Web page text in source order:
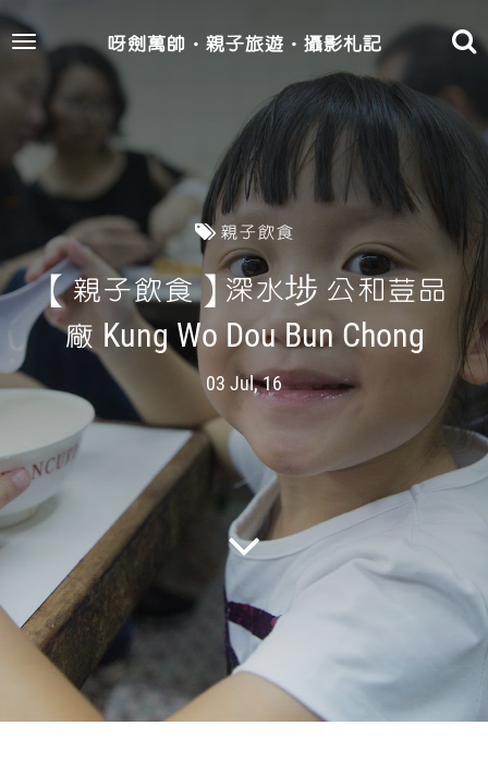
Toggle
navigation
呀劍萬帥‧親子旅遊‧攝影札記
親子飲食
【親子飲食】深水埗 公和荳品
廠 Kung Wo Dou Bun Chong
03 Jul, 16